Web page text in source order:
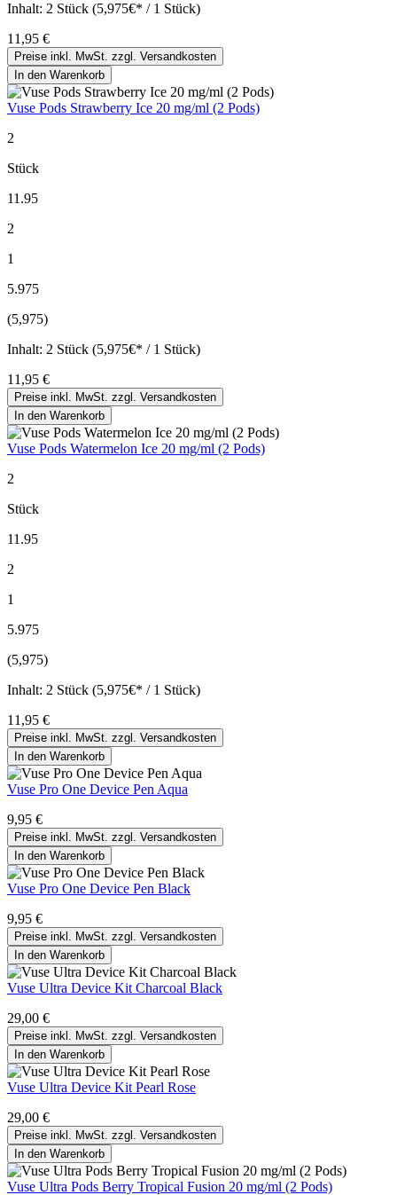
Inhalt: 2 Stück (5,975€* / 1 Stück)
11,95 €
Preise inkl. MwSt. zzgl. Versandkosten
In den Warenkorb
Vuse Pods Strawberry Ice 20 mg/ml (2 Pods)
2
Stück
11.95
2
1
5.975
(5,975)
Inhalt: 2 Stück (5,975€* / 1 Stück)
11,95 €
Preise inkl. MwSt. zzgl. Versandkosten
In den Warenkorb
Vuse Pods Watermelon Ice 20 mg/ml (2 Pods)
2
Stück
11.95
2
1
5.975
(5,975)
Inhalt: 2 Stück (5,975€* / 1 Stück)
11,95 €
Preise inkl. MwSt. zzgl. Versandkosten
In den Warenkorb
Vuse Pro One Device Pen Aqua
9,95 €
Preise inkl. MwSt. zzgl. Versandkosten
In den Warenkorb
Vuse Pro One Device Pen Black
9,95 €
Preise inkl. MwSt. zzgl. Versandkosten
In den Warenkorb
Vuse Ultra Device Kit Charcoal Black
29,00 €
Preise inkl. MwSt. zzgl. Versandkosten
In den Warenkorb
Vuse Ultra Device Kit Pearl Rose
29,00 €
Preise inkl. MwSt. zzgl. Versandkosten
In den Warenkorb
Vuse Ultra Pods Berry Tropical Fusion 20 mg/ml (2 Pods)